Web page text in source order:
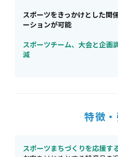
スポーツをきっかけとした関
ーションが可能
スポーツチーム、大会と企画
減
特徴
スポーツまちづくりを応援す